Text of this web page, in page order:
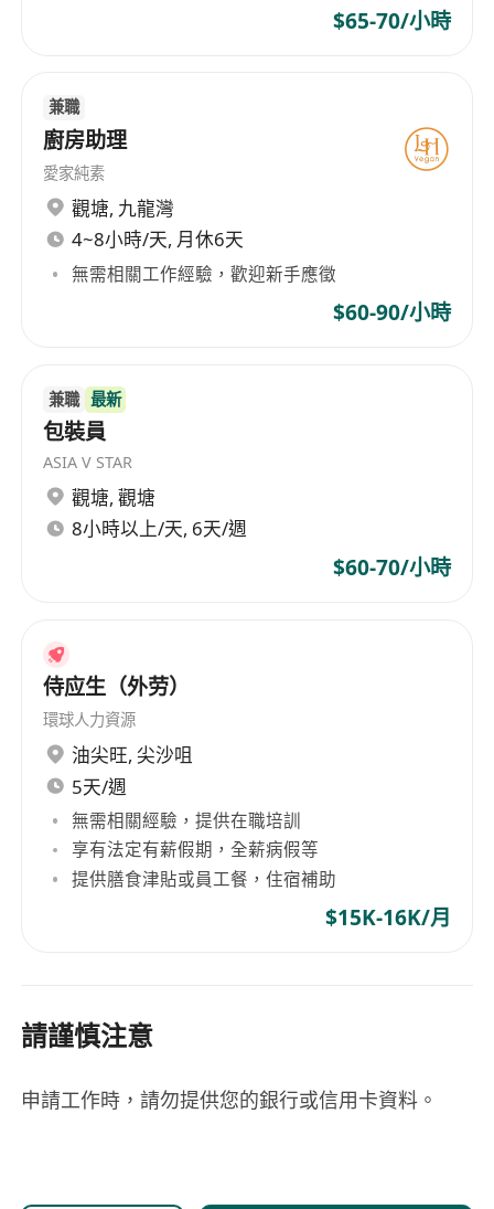
$65-70/小時
兼職
廚房助理
愛家純素
觀塘, 九龍灣
4~8小時/天, 月休6天
無需相關工作經驗，歡迎新手應徵
$60-90/小時
兼職 最新
包裝員
ASIA V STAR
觀塘, 觀塘
8小時以上/天, 6天/週
$60-70/小時
侍应生（外劳）
環球人力資源
油尖旺, 尖沙咀
5天/週
無需相關經驗，提供在職培訓
享有法定有薪假期，全薪病假等
提供膳食津貼或員工餐，住宿補助
$15K-16K/月
請謹慎注意
申請工作時，請勿提供您的銀行或信用卡資料。